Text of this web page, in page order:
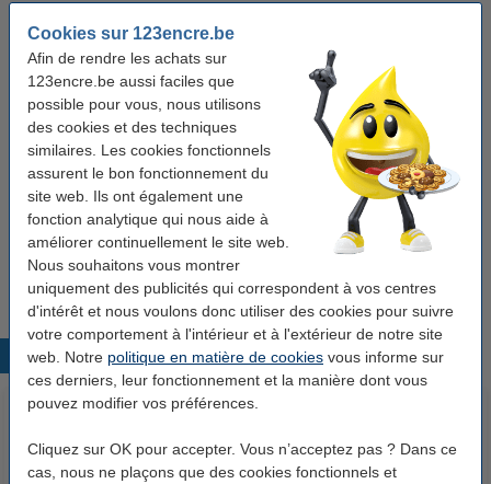
Cookies sur 123encre.be
Afin de rendre les achats sur
123encre.be aussi faciles que
possible pour vous, nous utilisons
des cookies et des techniques
similaires. Les cookies fonctionnels
assurent le bon fonctionnement du
site web. Ils ont également une
fonction analytique qui nous aide à
améliorer continuellement le site web.
Nous souhaitons vous montrer
uniquement des publicités qui correspondent à vos centres
d'intérêt et nous voulons donc utiliser des cookies pour suivre
votre comportement à l'intérieur et à l'extérieur de notre site
web. Notre politique en matière de cookies vous informe sur
ces derniers, leur fonctionnement et la manière dont vous
pouvez modifier vos préférences.
Cliquez sur OK pour accepter. Vous n’acceptez pas ? Dans ce
cas, nous ne plaçons que des cookies fonctionnels et
Dimensions: 914 mm x 30 m (lxL)
190 g/m²
Mandrin: 3 pouces
Pack avantageux !
Offre : 3x 123encre rouleau de papier brillant
914 mm (36 pouces) x 30 m (190 g/m²)
247,50 €
Produits populaires